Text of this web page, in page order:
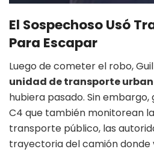
El Sospechoso Usó
Para Escapar
Luego de cometer el robo,
unidad de transporte
hubiera pasado. Sin
C4 que también monitorean
transporte público, las
trayectoria del camión donde